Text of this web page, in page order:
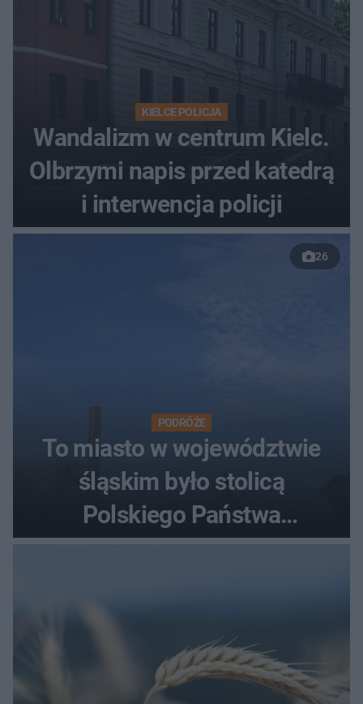
KIELCE POLICJA
Wandalizm w centrum Kielc.
Olbrzymi napis przed katedrą
i interwencja policji
26
PODRÓŻE
To miasto w województwie
śląskim było stolicą
Polskiego Państwa